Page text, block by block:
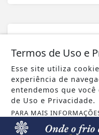
GERAL
Saiba quando
ano para
Termos de Uso e
Esse site utiliza
experiência de
entendemos que
de Uso e Privacidade.
PARA MAIS
CLICANDO AQUI